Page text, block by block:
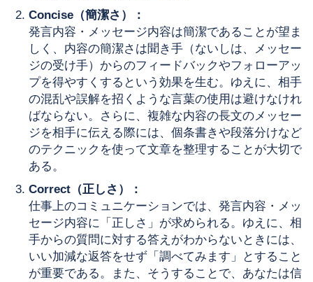
Concise（簡潔さ）：
発言内容・メッセージ内容は簡潔であることが望ま
しく、内容の簡潔さは聞き手（ないしは、メッセー
ジの受け手）からのフィードバックやフォローアッ
プを得やすくするという効果を生む。ゆえに、相手
の混乱や誤解を招くような言葉の使用は避けなけれ
ばならない。さらに、複雑な内容の長文のメッセー
ジを相手に伝える際には、個条書きや段落分けなど
のテクニックを使って文章を整理することが大切で
ある。
Correct（正しさ）：
仕事上のコミュニケーションでは、発言内容・メッ
セージ内容に「正しさ」が求められる。ゆえに、相
手からの質問に対する答えがわからないときには、
いい加減な返答をせず「調べてみます」とすること
が重要である。また、そうすることで、あなたは信